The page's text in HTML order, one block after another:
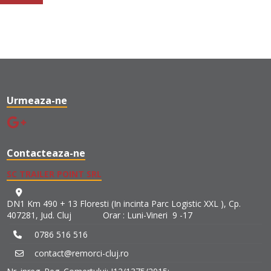
Urmeaza-ne
Contacteaza-ne
SC TRAILER POINT SRL
DN1 Km 490 + 13 Floresti (In incinta Parc Logistic XXL ), Cp.
407281, Jud. Cluj Orar : Luni-Vineri 9 -17
0786 516 516
contact@remorci-cluj.ro